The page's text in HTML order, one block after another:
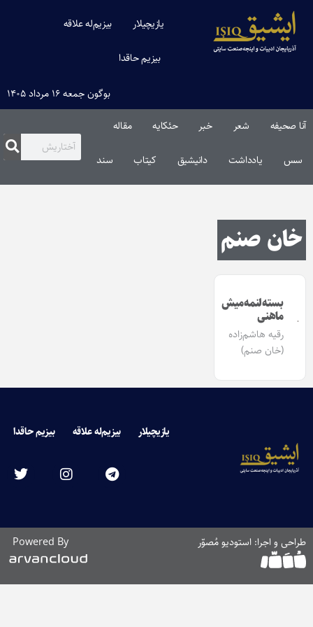
یازیچیلار بیزیم‌له علاقه
بیزیم حاقدا
بوگون جمعه ۱۶ مرداد ۱۴۰۵
آنا صحیفه شعر خبر حئکایه مقاله‌
سس یادداشت دانیشیق کیتاب سند
خان صنم
بسته‌لنمه‌میش
ماهنی
رقیه هاشم‌زاده
(خان صنم)
یازیچیلار بیزیم‌له علاقه بیزیم حاقدا
طراحی و اجرا: استودیو مُصوّر Powered By